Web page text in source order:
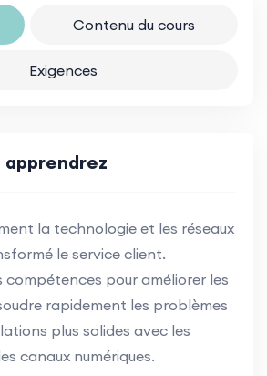
Contenu du cours
Exigences
apprendrez
la technologie et les réseaux
le service client.
compétences pour améliorer les
rapidement les problèmes
plus solides avec les
canaux numériques.